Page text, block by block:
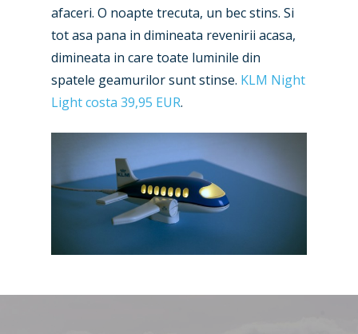
afaceri. O noapte trecuta, un bec stins. Si
tot asa pana in dimineata revenirii acasa,
dimineata in care toate luminile din
spatele geamurilor sunt stinse. KLM Night
Light costa 39,95 EUR.
Accidents / Incidents
Airshows
Dubai 2025
Paris 2025
Paris 2023
Farnborough 2022
Dubai 2019
Business Jets
Military
Marketplace
Jobs